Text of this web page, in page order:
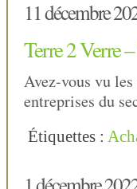
11 décembre
Terre 2 Verre
Avez-vous vu
entreprises du
Étiquettes :